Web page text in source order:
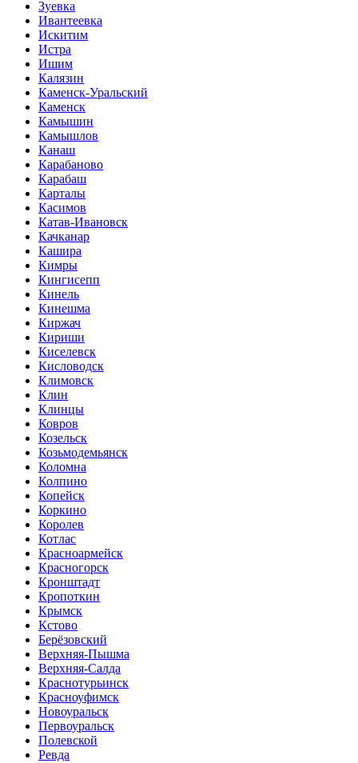
Зуевка
Ивантеевка
Искитим
Истра
Ишим
Калязин
Каменск-Уральский
Каменск
Камышин
Камышлов
Канаш
Карабаново
Карабаш
Карталы
Касимов
Катав-Ивановск
Качканар
Кашира
Кимры
Кингисепп
Кинель
Кинешма
Киржач
Кириши
Киселевск
Кисловодск
Климовск
Клин
Клинцы
Ковров
Козельск
Козьмодемьянск
Коломна
Колпино
Копейск
Коркино
Королев
Котлас
Красноармейск
Красногорск
Кронштадт
Кропоткин
Крымск
Кстово
Берёзовский
Верхняя-Пышма
Верхняя-Салда
Краснотурьинск
Красноуфимск
Новоуральск
Первоуральск
Полевской
Ревда